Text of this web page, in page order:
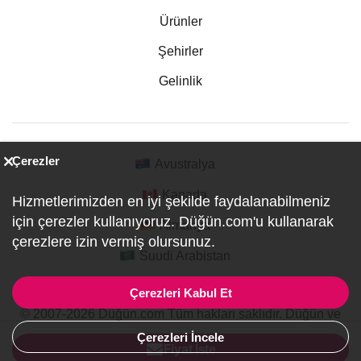
Fiyat İste
Ürünler
Şehirler
Gelinlik
Kanada
Almanya
Özel Etkinlik Online Planlama Sitesi.
ref:PI1-1-0075
Çerezler
Hizmetlerimizden en iyi şekilde faydalanabilmeniz
için çerezler kullanıyoruz. Düğün.com'u kullanarak
çerezlere izin vermiş olursunuz.
Çerezleri Kabul Et
Çerezleri İncele